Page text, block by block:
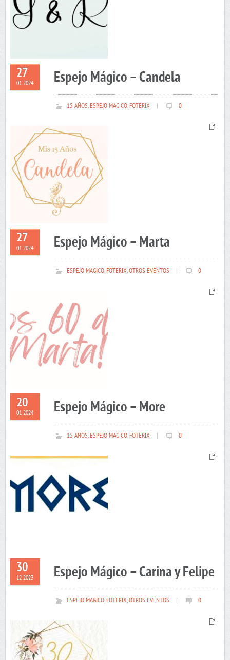
27
01 2024 Espejo Mágico – Candela
15 AÑOS,ESPEJO MAGICO,FOTERIX 0
27
01 2024 Espejo Mágico – Marta
ESPEJO MAGICO,FOTERIX,OTROS EVENTOS 0
20
01 2024 Espejo Mágico – More
15 AÑOS,ESPEJO MAGICO,FOTERIX 0
30
12 2023 Espejo Mágico – Carina y Felipe
ESPEJO MAGICO,FOTERIX,OTROS EVENTOS 0